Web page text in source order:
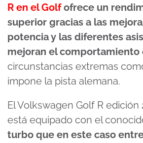
R en el Golf ofrece un
superior gracias a las
potencia y las diferentes
mejoran el comportamiento
circunstancias extremas
impone la pista alemana.
El Volkswagen Golf R edición
está equipado con el
turbo que en este caso